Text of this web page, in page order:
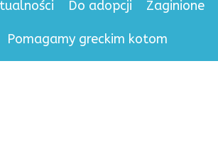
Do adopcji Zaginione
Pomagamy greckim kotom